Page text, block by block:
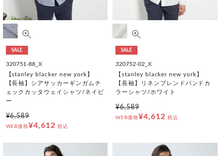
SALE
320751-88_X
【stanley blacker new york】
【長袖】シアサッカーギンガムチ
ェックカッタウェイシャツ/ネイビ
ー
¥6,589
WEB価格¥4,612 税込
SALE
320752-02_X
【stanley blacker new york】
【長袖】リネンブレンドバンドカ
ラーシャツ/ホワイト
¥6,589
WEB価格¥4,612 税込